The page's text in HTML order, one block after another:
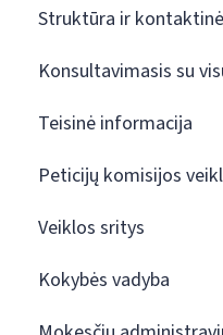
Struktūra ir
Konsultavimasis su
Teisinė informacija
Peticijų komisijos
Veiklos sritys
Kokybės vadyba